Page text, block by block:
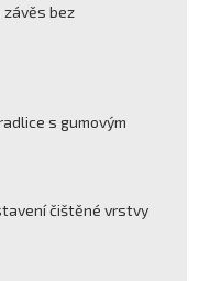
závěs bez
s gumovým
čištěné vrstvy